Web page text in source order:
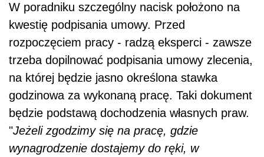
W poradniku szczególny nacisk położono na
kwestię podpisania umowy. Przed
rozpoczęciem pracy - radzą eksperci - zawsze
trzeba dopilnować podpisania umowy zlecenia,
na której będzie jasno określona stawka
godzinowa za wykonaną pracę. Taki dokument
będzie podstawą dochodzenia własnych praw.
"Jeżeli zgodzimy się na pracę, gdzie
wynagrodzenie dostajemy do ręki, w